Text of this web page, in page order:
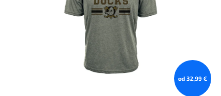
od 32,99 €